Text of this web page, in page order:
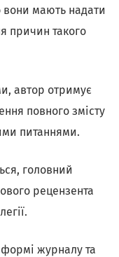
вони мають надати
причин такого
автор отримує
повного змісту
питаннями.
головний
рецензента
формі журналу та